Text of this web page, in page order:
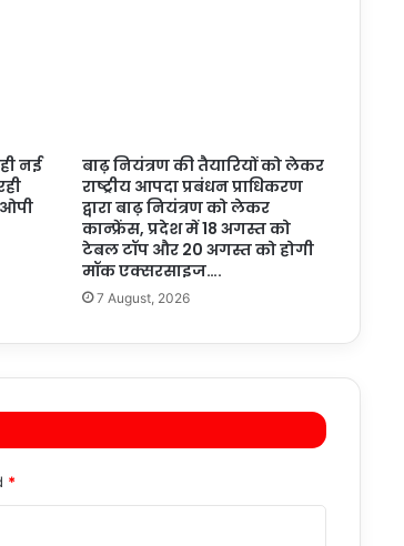
नई
ओपी
बाढ़ नियंत्रण की तैयारियों को लेकर
राष्ट्रीय आपदा प्रबंधन प्राधिकरण
द्वारा बाढ़ नियंत्रण को लेकर
कान्फ्रेंस, प्रदेश में 18 अगस्त को
टेबल टॉप और 20 अगस्त को होगी
मॉक एक्सरसाइज….
7 August, 2026
*